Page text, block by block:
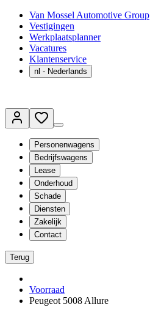
Van Mossel Automotive Group
Vestigingen
Werkplaatsplanner
Vacatures
Klantenservice
nl - Nederlands
Personenwagens
Bedrijfswagens
Lease
Onderhoud
Schade
Diensten
Zakelijk
Contact
Terug
Voorraad
Peugeot 5008 Allure